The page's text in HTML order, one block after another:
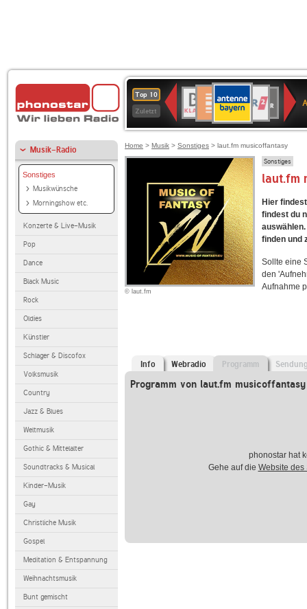
Top 10
Zuletzt
Deutschlandfunk
80er
90er
OLDIE
ANTENNE
SWR3
WDR
4
BR-
KLASSIK
Deutschlandfunk
KulturBAYERN
2
SWR
Kultur
NDR
2
Musik-Radio
Sonstiges
Musikwünsche
Morningshow etc.
Konzerte & Live-Musik
Pop
Dance
Black Music
Rock
Oldies
Künstler
Schlager & Discofox
Volksmusik
Country
Jazz & Blues
Weltmusik
Gothic & Mittelalter
Soundtracks & Musical
Kinder-Musik
Gay
Christliche Musik
Gospel
Meditation & Entspannung
Weihnachtsmusik
Bunt gemischt
Home > Musik > Sonstiges > laut.fm musicoffantasy
© laut.fm
Sonstiges
laut.fm
Hier
findest du
finden und
Sollte eine
den
Aufnahme
Info Webradio Programm
Programm von laut.fm musicoffantasy
phonostar hat
Gehe auf die Website des